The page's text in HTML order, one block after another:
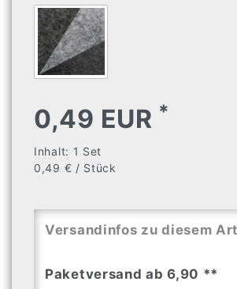
0,49 EUR *
Inhalt: 1 Set
0,49 € / Stück
Versandinfos zu diesem
Paketversand ab 6,90 **